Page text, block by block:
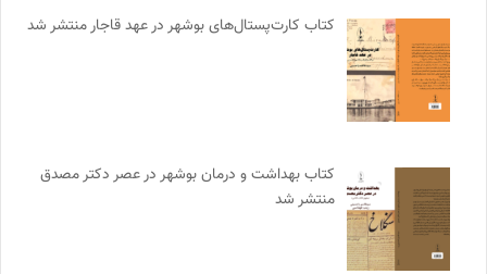
کتاب کارت‌پستال‌های بوشهر در عهد قاجار منتشر شد
کتاب بهداشت و درمان بوشهر در عصر دکتر مصدق
منتشر شد